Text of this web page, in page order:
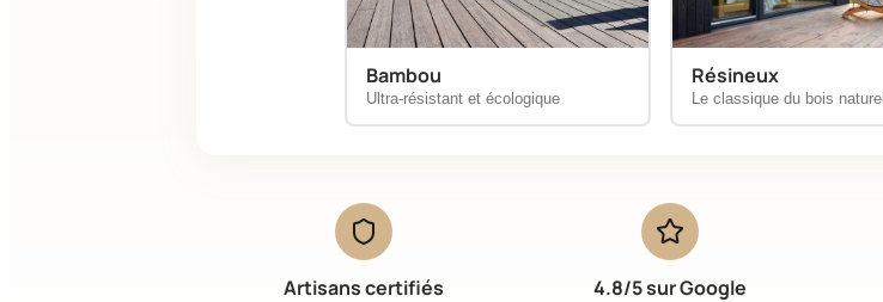
Bambou
Ultra-résistant et écologique
Résineux
Le classique du bois naturel
Artisans certifiés 4.8/5 sur Google